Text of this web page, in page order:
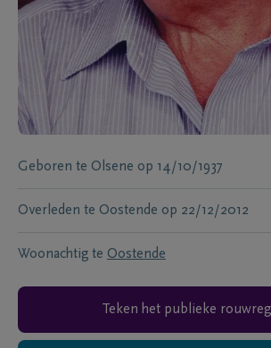
Geboren te Olsene op 14/10/1937
Overleden te Oostende op 22/12/2012
Woonachtig te Oostende
Teken het publieke